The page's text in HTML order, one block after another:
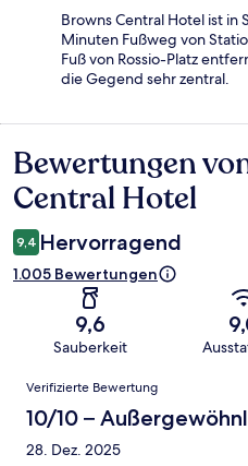
Browns Central Hotel ist in
Minuten Fußweg von
Fuß von Rossio-Platz
die Gegend sehr zentral.
Bewertungen
Bewertungen
Central Hotel
9,4 Hervorragend
1.005 Bewertungen
9,6
Sauberkeit
Bewertungen
Verifizierte Bewertung
10/10 –
28. Dez. 2025